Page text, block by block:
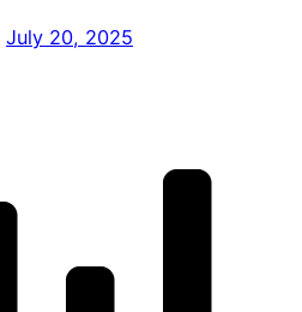
July 20, 2025